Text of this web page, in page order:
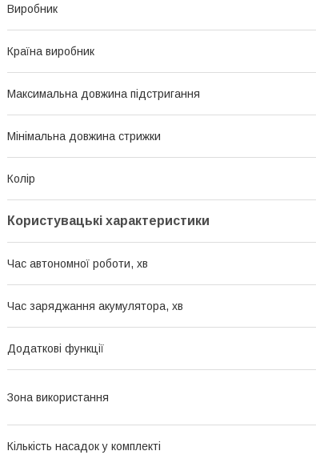
Виробник
Країна виробник
Максимальна довжина підстригання
Мінімальна довжина стрижки
Колір
Користувацькі характеристики
Час автономної роботи, хв
Час заряджання акумулятора, хв
Додаткові функції
Зона використання
Кількість насадок у комплекті